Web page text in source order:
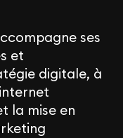
ses
et
digitale, à
la mise en